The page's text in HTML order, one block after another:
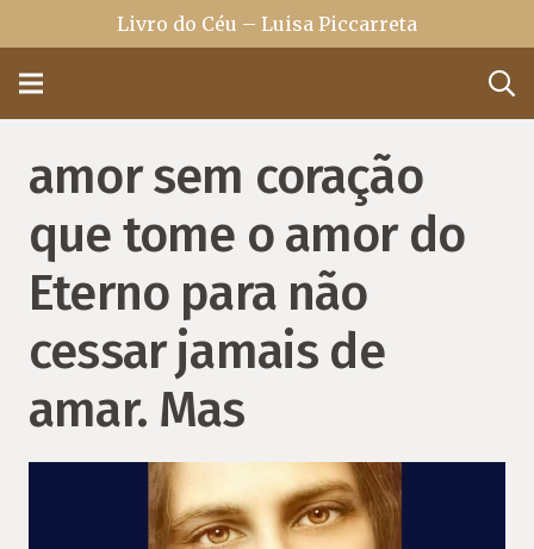
Livro do Céu – Luisa Piccarreta
amor sem coração
que tome o amor do
Eterno para não
cessar jamais de
amar. Mas